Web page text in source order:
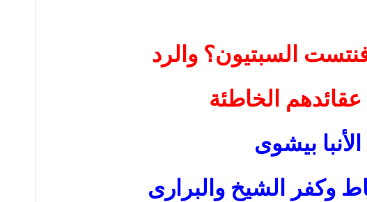
السبتيون؟ والرد
الخاطئة
الأنبا بيشوى
وكفر الشيخ والبرارى